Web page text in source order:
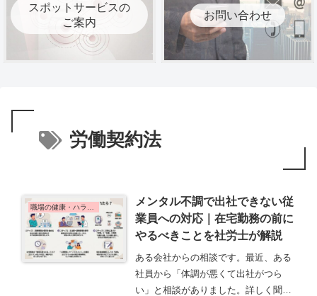
スポットサービスの
ご案内
お問い合わせ
労働契約法
職場の健康・ハラスメント
メンタル不調で出社できない従
業員への対応｜在宅勤務の前に
やるべきことを社労士が解説
ある会社からの相談です。最近、ある
社員から「体調が悪くて出社がつら
い」と相談がありました。詳しく聞く